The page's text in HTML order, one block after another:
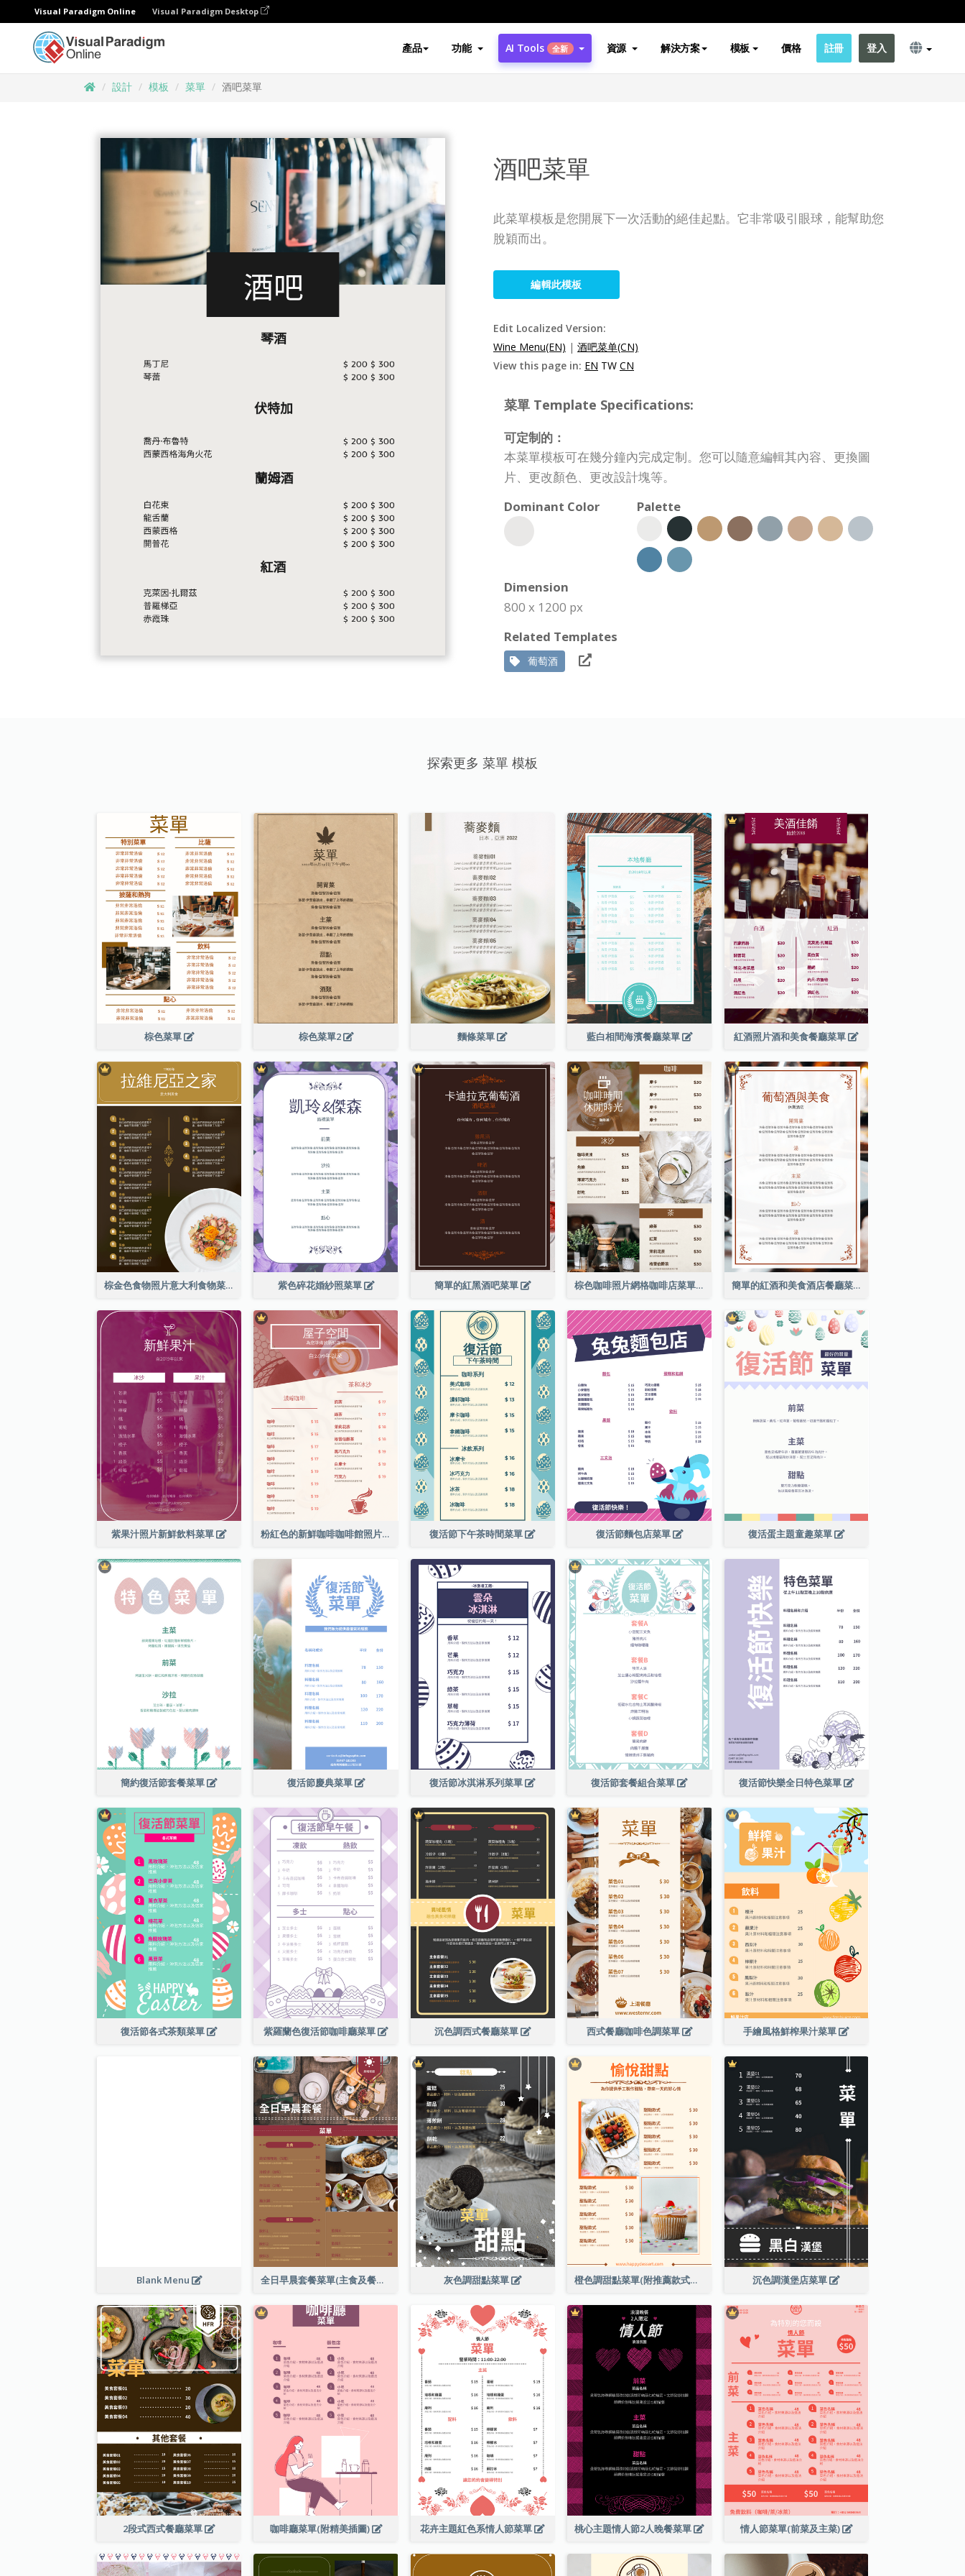
Visual Paradigm Online Visual Paradigm Desktop
產品 功能 AI Tools 全新 資源 解決方案 模板 價格 註冊 登入
設計 模板 菜單 酒吧菜單
酒吧菜單
此菜單模板是您開展下一次活動的絕佳起點。它非常吸引眼球，能幫助您
脫穎而出。
編輯此模板
Edit Localized Version:
Wine Menu(EN) | 酒吧菜单(CN)
View this page in: EN TW CN
菜單 Template Specifications:
可定制的：
本菜單模板可在幾分鐘內完成定制。您可以隨意編輯其內容、更換圖
片、更改顏色、更改設計塊等。
Dominant Color
Palette
Dimension
800 x 1200 px
Related Templates
葡萄酒
探索更多 菜單 模板
棕色菜單 棕色菜單2 麵條菜單 藍白相間海濱餐廳菜單 紅酒照片酒和美食餐廳菜單
棕金色食物照片意大利食物菜單 紫色碎花婚紗照菜單 簡單的紅黑酒吧菜單 棕色咖啡照片網格咖啡店菜單 簡單的紅酒和美食酒店餐廳菜單
紫果汁照片新鮮飲料菜單 粉紅色的新鮮咖啡咖啡館照片簡單菜單 復活節下午茶時間菜單 復活節麵包店菜單 復活蛋主題童趣菜單
簡約復活節套餐菜單 復活節慶典菜單 復活節冰淇淋系列菜單 復活節套餐組合菜單 復活節快樂全日特色菜單
復活節各式茶類菜單 紫羅蘭色復活節咖啡廳菜單 沉色調西式餐廳菜單 西式餐廳咖啡色調菜單 手繪風格鮮榨果汁菜單
Blank Menu 全日早晨套餐菜單(主食及餐飲) 灰色調甜點菜單 橙色調甜點菜單(附推薦款式圖片) 沉色調漢堡店菜單
2段式西式餐廳菜單 咖啡廳菜單(附精美插圖) 花卉主題紅色系情人節菜單 桃心主題情人節2人晚餐菜單 情人節菜單(前菜及主菜)